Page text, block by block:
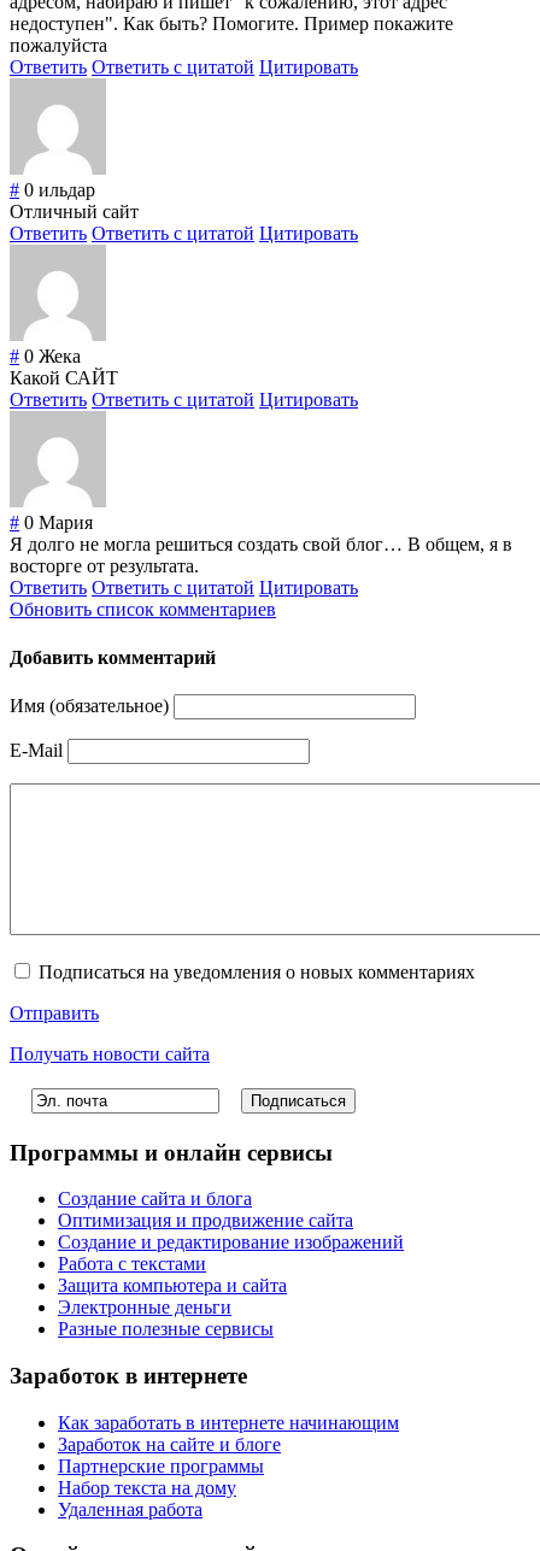
недоступен". Как быть? Помогите. Пример покажите
пожалуйста
Ответить Ответить с цитатой Цитировать
# 0 ильдар
Отличный сайт
Ответить Ответить с цитатой Цитировать
# 0 Жека
Какой САЙТ
Ответить Ответить с цитатой Цитировать
# 0 Мария
Я долго не могла решиться создать свой блог… В общем, я в
восторге от результата.
Ответить Ответить с цитатой Цитировать
Обновить список комментариев
Добавить комментарий
Имя (обязательное)
E-Mail
Подписаться на уведомления о новых комментариях
Отправить
Получать новости сайта
Программы и онлайн сервисы
Создание сайта и блога
Оптимизация и продвижение сайта
Создание и редактирование изображений
Работа с текстами
Защита компьютера и сайта
Электронные деньги
Разные полезные сервисы
Заработок в интернете
Как заработать в интернете начинающим
Заработок на сайте и блоге
Партнерские программы
Набор текста на дому
Удаленная работа